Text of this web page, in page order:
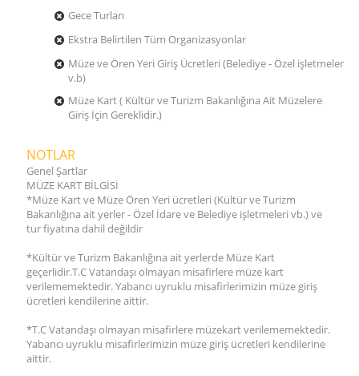
Gece Turları
Ekstra Belirtilen Tüm Organizasyonlar
Müze ve Ören Yeri Giriş Ücretleri (Belediye - Özel işletmeler
v.b)
Müze Kart ( Kültür ve Turizm Bakanlığına Ait Müzelere
Giriş İçin Gereklidir.)
NOTLAR
Genel Şartlar
MÜZE KART BİLGİSİ
*Müze Kart ve Müze Ören Yeri ücretleri (Kültür ve Turizm
Bakanlığına ait yerler - Özel İdare ve Belediye işletmeleri vb.) ve
tur fiyatına dahil değildir
*Kültür ve Turizm Bakanlığına ait yerlerde Müze Kart
geçerlidir.T.C Vatandaşı olmayan misafirlere müze kart
verilememektedir. Yabancı uyruklu misafirlerimizin müze giriş
ücretleri kendilerine aittir.
*T.C Vatandaşı olmayan misafirlere müzekart verilememektedir.
Yabancı uyruklu misafirlerimizin müze giriş ücretleri kendilerine
aittir.